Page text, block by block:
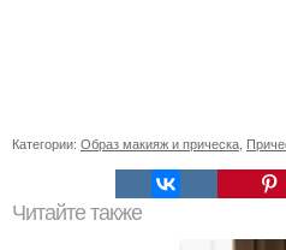
Категории: Образ макияж и прическа,
Читайте также